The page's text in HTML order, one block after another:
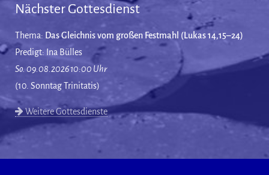
Nächster Gottesdienst
Thema: Das Gleichnis vom großen Festmahl (Lukas 14,15–24)
Predigt: Ina Bülles
So. 09.08.2026 10:00 Uhr
(10. Sonntag Trinitatis)
Weitere Gottesdienste